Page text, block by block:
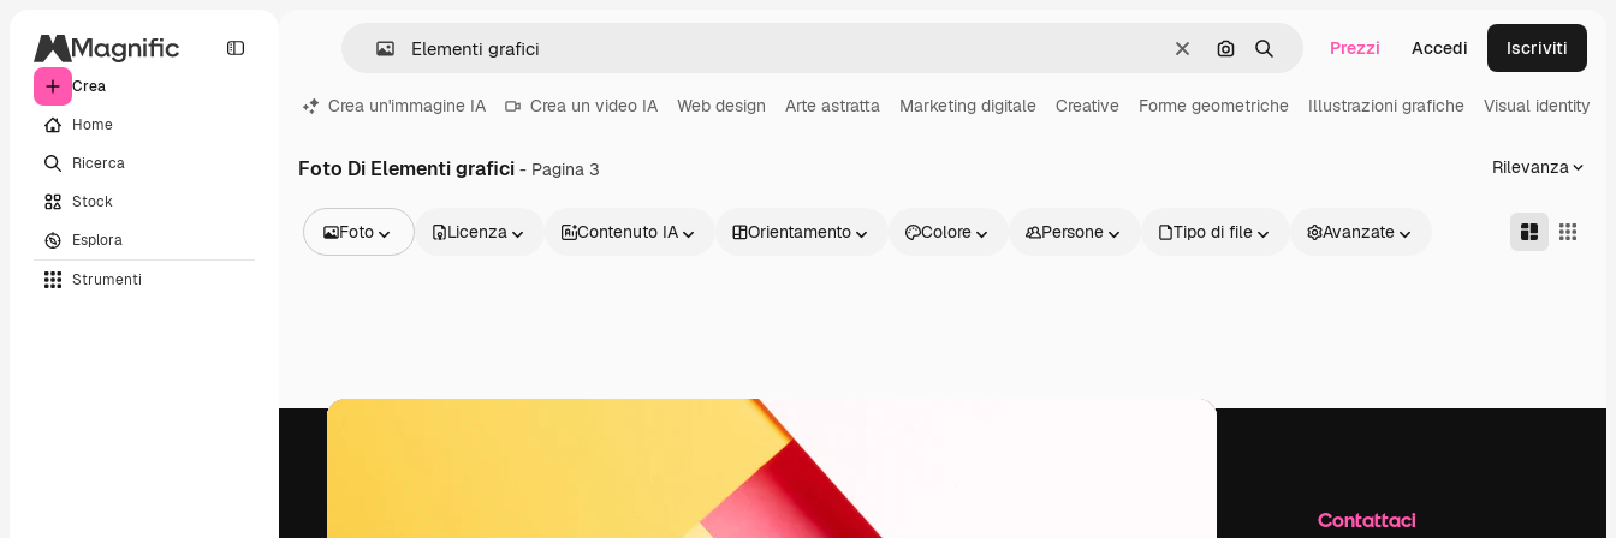
Crea
Home
Ricerca
Stock
Esplora
Strumenti
CancellaCerca per immagine
Ricerca Prezzi Accedi Iscriviti
Crea un'immagine IA Crea un video IA Web design Arte astratta Marketing digitale Creative Forme geometriche Illustrazioni grafiche Visual identity
Foto Di Elementi grafici - Pagina 3 Rilevanza
Foto
Video
Licenza Contenuto IA Orientamento Colore Persone Tipo di file Avanzate
Prodotti Contattaci